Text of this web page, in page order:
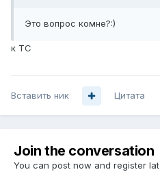
Это вопрос комне?:)
к ТС
Вставить ник Цитата
Join the conversation
You can post now and register